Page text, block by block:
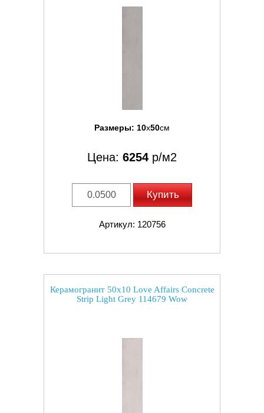
Размеры: 10x50см
Цена: 6254 р/м2
Купить
Артикул: 120756
Керамогранит 50x10 Love Affairs Concrete
Strip Light Grey 114679 Wow